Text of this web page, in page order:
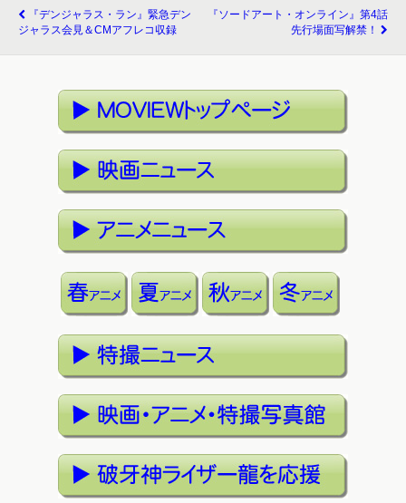
『デンジャラス・ラン』緊急デン
ジャラス会見＆CMアフレコ収録
『ソードアート・オンライン』第4話
先行場面写解禁！